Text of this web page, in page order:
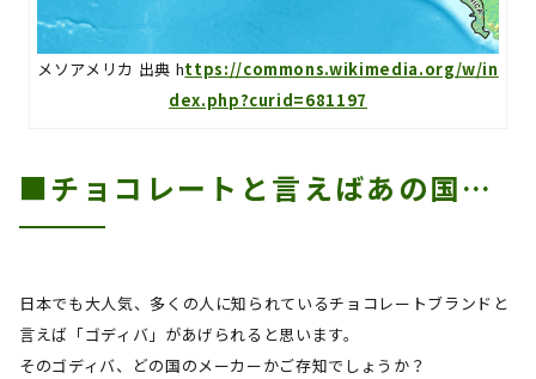
メソアメリカ 出典 https://commons.wikimedia.org/w/in
dex.php?curid=681197
■チョコレートと言えばあの国…
日本でも大人気、多くの人に知られているチョコレートブランドと
言えば「ゴディバ」があげられると思います。
そのゴディバ、どの国のメーカーかご存知でしょうか？